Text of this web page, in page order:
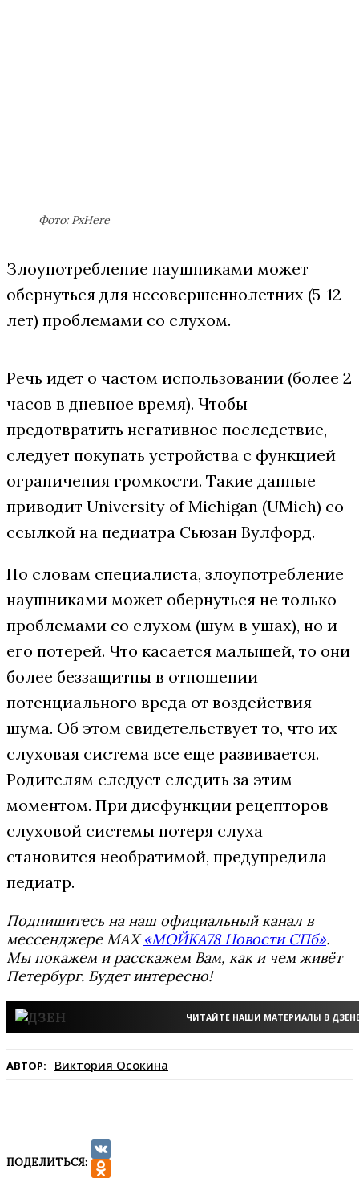
Фото: PxHere
Злоупотребление наушниками может
обернуться для несовершеннолетних (5-12
лет) проблемами со слухом.
Речь идет о частом использовании (более 2
часов в дневное время). Чтобы
предотвратить негативное последствие,
следует покупать устройства с функцией
ограничения громкости. Такие данные
приводит University of Michigan (UMich) со
ссылкой на педиатра Сьюзан Вулфорд.
По словам специалиста, злоупотребление
наушниками может обернуться не только
проблемами со слухом (шум в ушах), но и
его потерей. Что касается малышей, то они
более беззащитны в отношении
потенциального вреда от воздействия
шума. Об этом свидетельствует то, что их
слуховая система все еще развивается.
Родителям следует следить за этим
моментом. При дисфункции рецепторов
слуховой системы потеря слуха
становится необратимой, предупредила
педиатр.
Подпишитесь на наш официальный канал в
мессенджере MAX«МОЙКА78 Новости СПб».
Мы покажем и расскажем Вам, как и чем живёт
Петербург. Будет интересно!
ЧИТАЙТЕ НАШИ МАТЕРИАЛЫ В
АВТОР: Виктория Осокина
ПОДЕЛИТЬСЯ:
VK